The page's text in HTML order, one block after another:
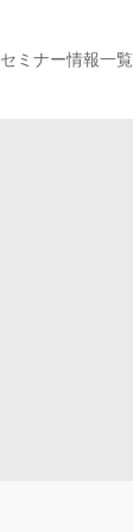
セミナー情報一覧